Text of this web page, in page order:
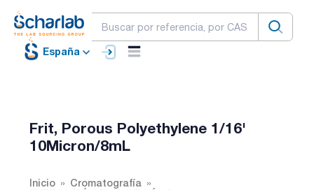
España
Frit, Porous Polyethylene 1/16'
10Micron/8mL
Inicio
Cromatografía